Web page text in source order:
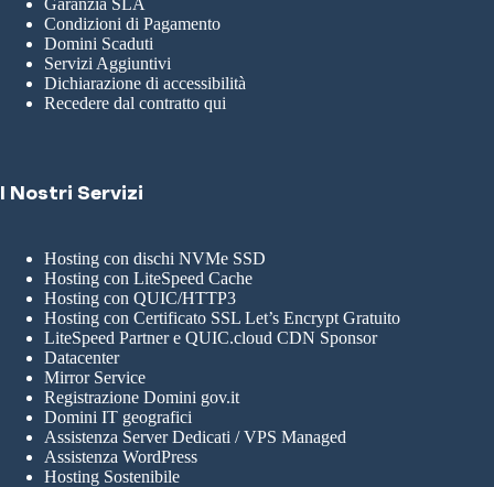
Garanzia SLA
Condizioni di Pagamento
Domini Scaduti
Servizi Aggiuntivi
Dichiarazione di accessibilità
Recedere dal contratto qui
I Nostri Servizi
Hosting con dischi NVMe SSD
Hosting con LiteSpeed Cache
Hosting con QUIC/HTTP3
Hosting con Certificato SSL Let’s Encrypt Gratuito
LiteSpeed Partner e QUIC.cloud CDN Sponsor
Datacenter
Mirror Service
Registrazione Domini gov.it
Domini IT geografici
Assistenza Server Dedicati / VPS Managed
Assistenza WordPress
Hosting Sostenibile